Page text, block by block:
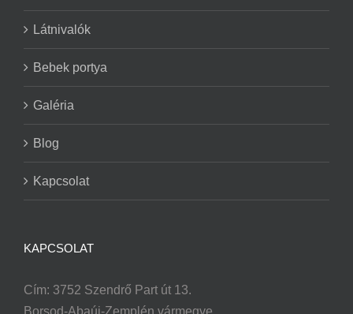
Látnivalók
Bebek portya
Galéria
Blog
Kapcsolat
KAPCSOLAT
Cím: 3752 Szendrő Part út 13.
Borsod-Abaúj-Zemplén vármegye